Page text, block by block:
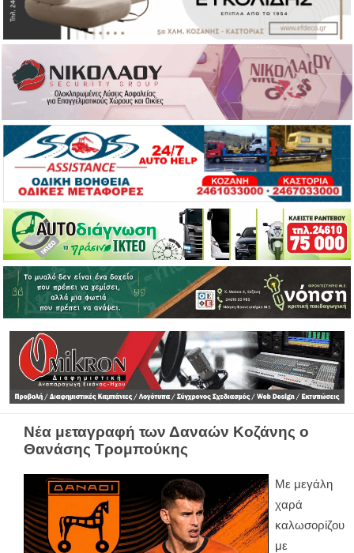
Νέα μεταγραφή των Δαναών Κοζάνης ο
Θανάσης Τρομπούκης
Με μεγάλη
χαρά
καλωσορίζου
με